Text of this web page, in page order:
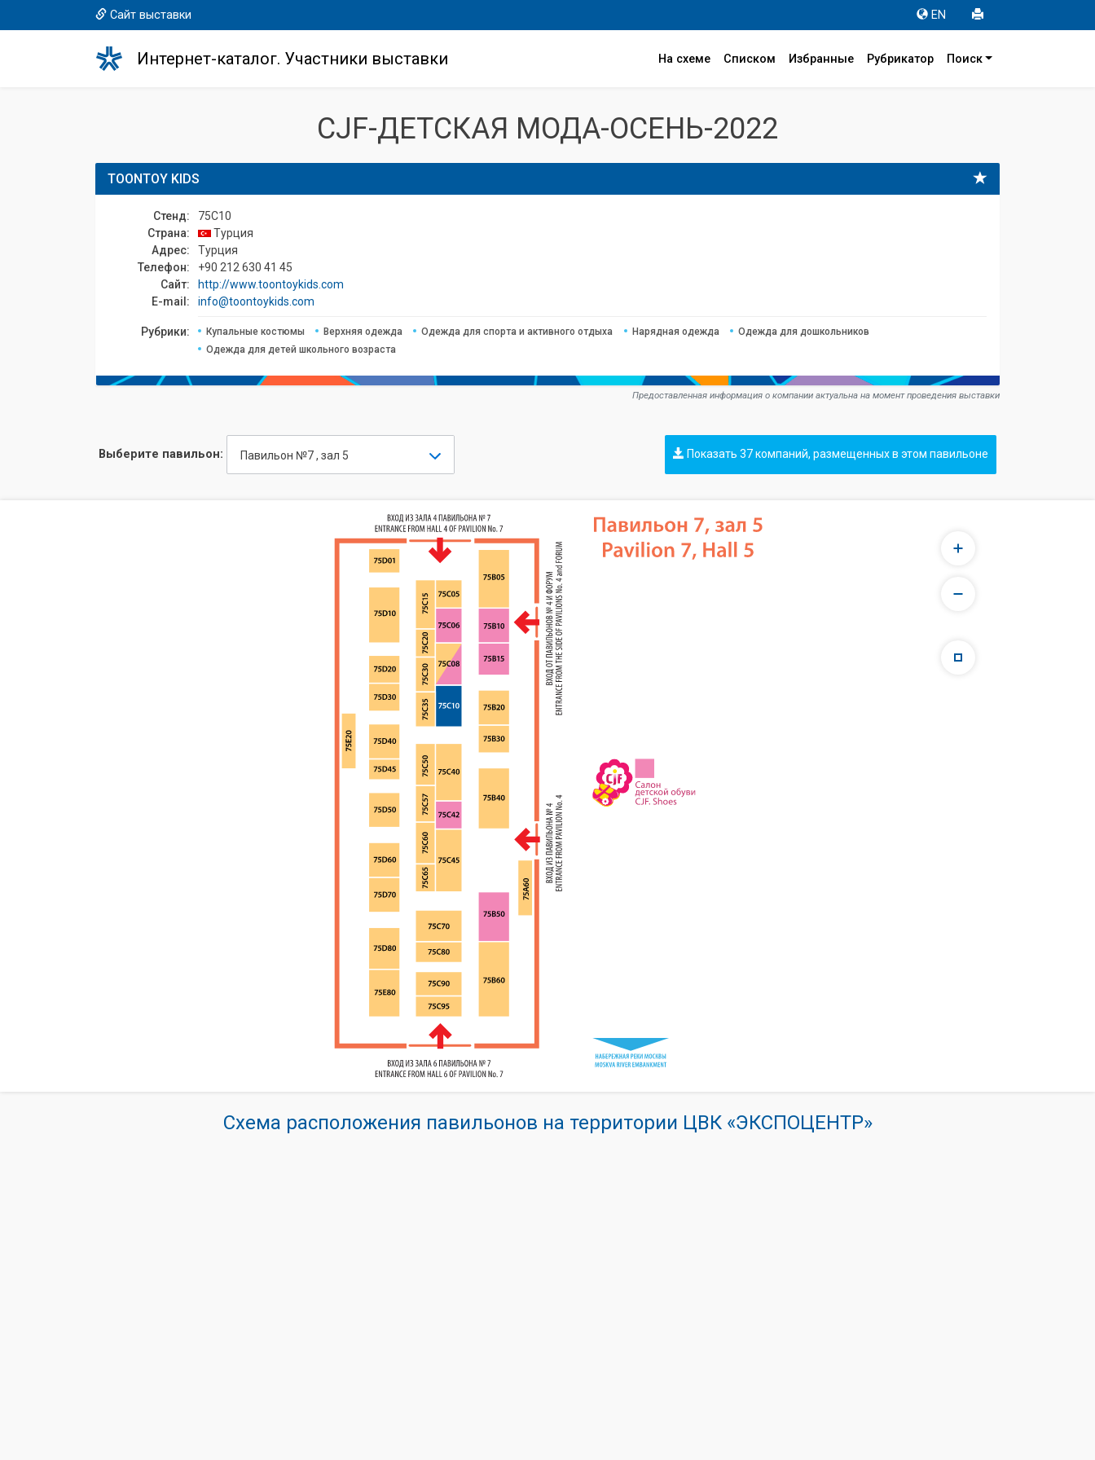
Сайт выставки EN
Интернет-каталог. Участники выставки На схеме Списком Избранные Рубрикатор Поиск
CJF-ДЕТСКАЯ МОДА-ОСЕНЬ-2022
TOONTOY KIDS
Стенд:
75C10
Страна:
Турция
Адрес:
Турция
Телефон:
+90 212 630 41 45
Сайт:
http://www.toontoykids.com
E-mail:
info@toontoykids.com
Рубрики: Купальные костюмы Верхняя одежда Одежда для спорта и активного отдыха Нарядная одежда
Одежда для дошкольников
Одежда для детей школьного возраста
Предоставленная информация о компании актуальна на момент проведения выставки
Выберите павильон: Павильон №7 , зал 5 Показать 37 компаний, размещенных в этом павильоне
Схема расположения павильонов на территории ЦВК «ЭКСПОЦЕНТР»